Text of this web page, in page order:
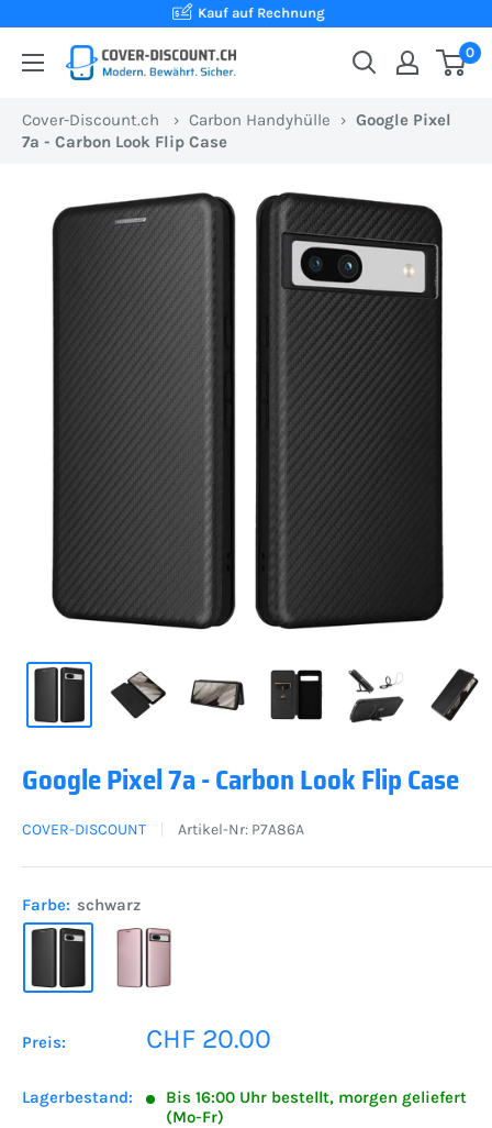
Inhalt
Kauf auf Rechnung
Cover-
Ihr
Onlineshop
der
Schutzhüllen
0
Cover-Discount.ch › Carbon Handyhülle › Google Pixel
7a - Carbon Look Flip Case
Google Pixel 7a - Carbon Look Flip Case
COVER-DISCOUNT Artikel-Nr: P7A86A
Farbe: schwarz
Preis: Sonderpreis
CHF 20.00
Lagerbestand:
Bis 16:00 Uhr bestellt, morgen geliefert
(Mo-Fr)